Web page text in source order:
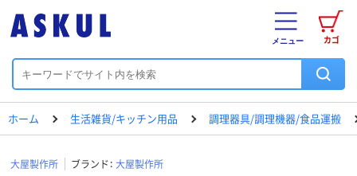
カゴ
メニュー
ホーム 生活雑貨/キッチン用品 調理器具/調理機器/食品運搬
大屋製作所 ブランド： 大屋製作所